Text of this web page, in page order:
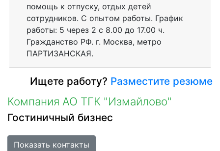
помощь к отпуску, отдых детей
сотрудников. С опытом работы. График
работы: 5 через 2 с 8.00 до 17.00 ч.
Гражданство РФ. г. Москва, метро
ПАРТИЗАНСКАЯ.
Ищете работу? Разместите резюме
Компания АО ТГК "Измайлово"
Гостиничный бизнес
Показать контакты